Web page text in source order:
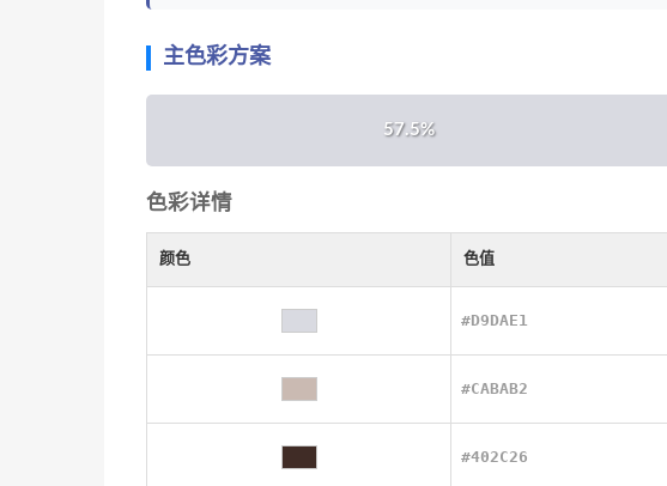
主色彩方案
57.5%
色彩详情
颜色 色值
#D9DAE1
#CABAB2
#402C26